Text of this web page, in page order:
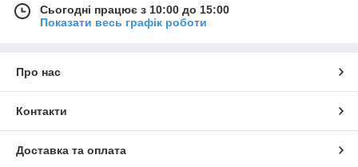
Сьогодні працює з 10:00 до 15:00
Показати весь графік роботи
Про нас
Контакти
Доставка та оплата